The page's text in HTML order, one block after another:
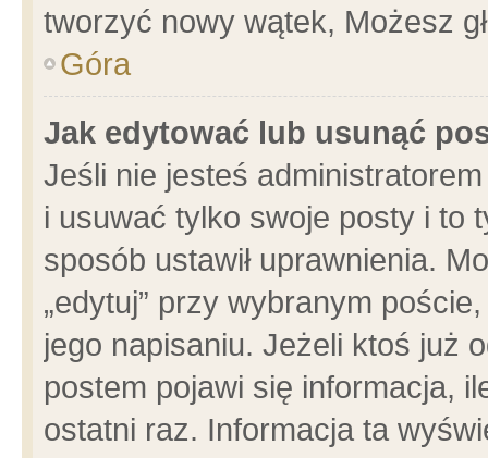
tworzyć nowy wątek, Możesz
Góra
Jak edytować lub usunąć
Jeśli nie jesteś
i usuwać tylko swoje posty i to
sposób ustawił uprawnienia.
„edytuj” przy wybranym
jego napisaniu. Jeżeli ktoś już
postem pojawi się informacja,
ostatni raz. Informacja ta